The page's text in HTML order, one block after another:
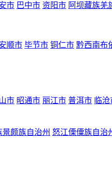
市 巴中市 资阳市 阿坝藏族羌
顺市 毕节市 铜仁市 黔西南布
市 昭通市 丽江市 普洱市 临
颇族自治州 怒江傈僳族自治